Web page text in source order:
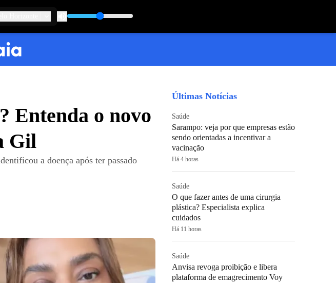
Entenda o novo
Gil
a doença após ter passado
Últimas Notícias
Saúde
Sarampo: veja por que empresas estão
sendo orientadas a incentivar a
vacinação
Há 4 horas
Saúde
O que fazer antes de uma cirurgia
plástica? Especialista explica
cuidados
Há 11 horas
Saúde
Anvisa revoga proibição e libera
plataforma de emagrecimento Voy